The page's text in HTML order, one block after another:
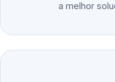
a melhor